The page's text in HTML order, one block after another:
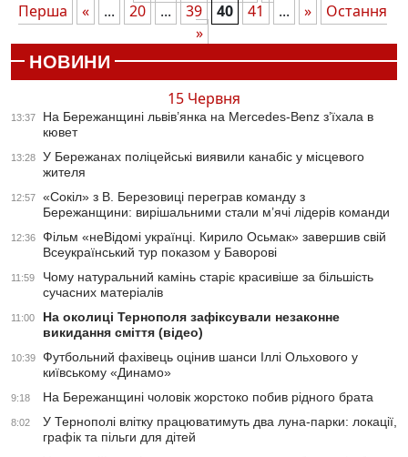
Перша
« ... 20 ... 39 40 41 ... »
Остання
»
НОВИНИ
15 Червня
13:37
На Бережанщині львів’янка на Mercedes-Benz з’їхала в
кювет
13:28
У Бережанах поліцейські виявили канабіс у місцевого
жителя
12:57
«Сокіл» з В. Березовиці переграв команду з
Бережанщини: вирішальними стали м’ячі лідерів команди
12:36
Фільм «неВідомі українці. Кирило Осьмак» завершив свій
Всеукраїнський тур показом у Баворові
11:59
Чому натуральний камінь старіє красивіше за більшість
сучасних матеріалів
11:00
На околиці Тернополя зафіксували незаконне
викидання сміття (відео)
10:39
Футбольний фахівець оцінив шанси Іллі Ольхового у
київському «Динамо»
9:18 На Бережанщині чоловік жорстоко побив рідного брата
8:02
У Тернополі влітку працюватимуть два луна-парки: локації,
графік та пільги для дітей